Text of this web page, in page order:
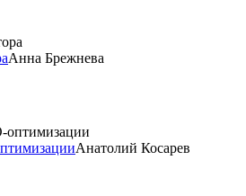
Анна Брежнева
Анатолий Косарев